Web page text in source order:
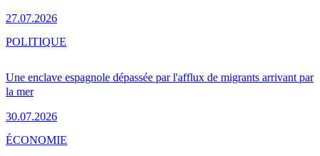
27.07.2026
Une enclave espagnole dépassée par l'afflux de migrants arrivant par
la mer
30.07.2026
POLITIQUE
ÉCONOMIE